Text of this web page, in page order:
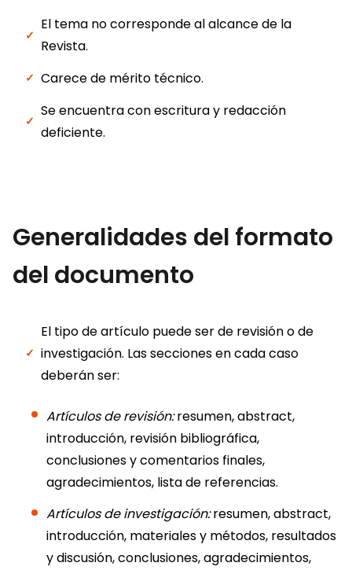
El tema no corresponde al alcance de la
Revista.
Carece de mérito técnico.
Se encuentra con escritura y redacción
deficiente.
Generalidades del formato
del documento
El tipo de artículo puede ser de revisión o de
investigación. Las secciones en cada caso
deberán ser:
Artículos de revisión:resumen, abstract,
introducción, revisión bibliográfica,
conclusiones y comentarios finales,
agradecimientos, lista de referencias.
Artículos de investigación:resumen, abstract,
introducción, materiales y métodos, resultados
y discusión, conclusiones, agradecimientos,